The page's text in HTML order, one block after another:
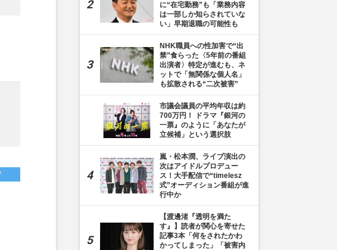
に“在宅勤務”も「業務内容
は一部しか知らされていな
い」早期退職の可能性も
NHK職員への性加害で“出
禁”食らった〈5年前の番組
出演者〉特定が進むも、ネ
ットで「無関係な個人名」
も拡散される“二次被害”
市議会議員の平均年収は約
700万円！ ドラマ『銀河の
一票』のように「あなたが
立候補」という選択肢
嵐・松本潤、ライブ演出の
次はアイドルプロデュー
ス！大手配信で“timelesz
式”オーディション番組が進
行中か
【渡邊渚『透明を満た
す』】読者が関心を寄せた
記事3本「何をされたかわ
かってしまった」「被害内